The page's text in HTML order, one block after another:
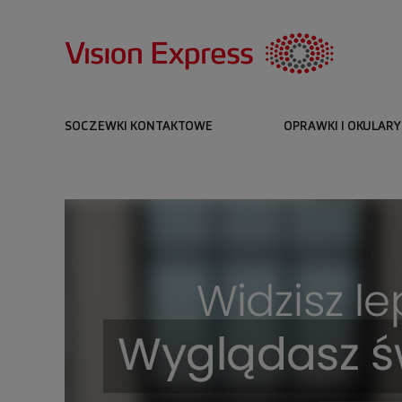
SOCZEWKI KONTAKTOWE OPRAWKI I